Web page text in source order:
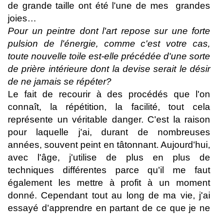
de grande taille ont été l'une de mes grandes
joies…
Pour un peintre dont l'art repose sur une forte
pulsion de l'énergie, comme c'est votre cas,
toute nouvelle toile est-elle précédée d'une sorte
de prière intérieure dont la devise serait le désir
de ne jamais se répéter?
Le fait de recourir à des procédés que l'on
connaît, la répétition, la facilité, tout cela
représente un véritable danger. C'est la raison
pour laquelle j'ai, durant de nombreuses
années, souvent peint en tâtonnant. Aujourd'hui,
avec l'âge, j'utilise de plus en plus de
techniques différentes parce qu'il me faut
également les mettre à profit à un moment
donné. Cependant tout au long de ma vie, j'ai
essayé d'apprendre en partant de ce que je ne